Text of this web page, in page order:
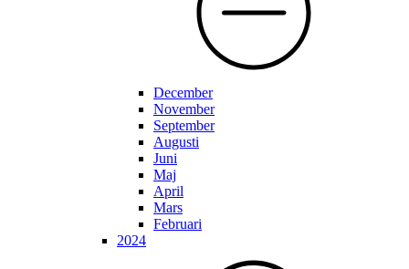
December
November
September
Augusti
Juni
Maj
April
Mars
Februari
2024